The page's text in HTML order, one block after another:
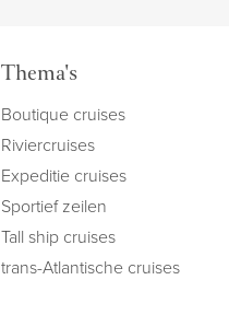
Thema's
Boutique cruises
Riviercruises
Expeditie cruises
Sportief zeilen
Tall ship cruises
trans-Atlantische cruises